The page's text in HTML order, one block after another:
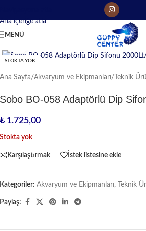
Ana içeriğe atla
MENÜ
STOKTA YOK
Ana Sayfa/Akvaryum ve Ekipmanları/ Teknik
Sobo BO-058 Adaptörlü Dip
₺ 1.725,00
Stokta yok
Karşılaştırmak İstek listesine ekle
Kategoriler: Akvaryum ve Ekipmanları, Teknik
Paylaş: